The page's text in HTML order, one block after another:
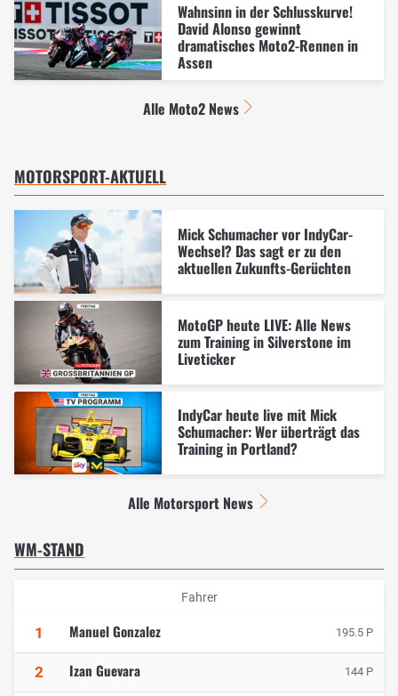
Wahnsinn in der Schlusskurve!
David Alonso gewinnt
dramatisches Moto2-Rennen in
Assen
Alle Moto2 News
MOTORSPORT-AKTUELL
Mick Schumacher vor IndyCar-
Wechsel? Das sagt er zu den
aktuellen Zukunfts-Gerüchten
MotoGP heute LIVE: Alle News
zum Training in Silverstone im
Liveticker
IndyCar heute live mit Mick
Schumacher: Wer überträgt das
Training in Portland?
Alle Motorsport News
WM-STAND
Fahrer
1 Manuel Gonzalez 195.5 P
2 Izan Guevara 144 P